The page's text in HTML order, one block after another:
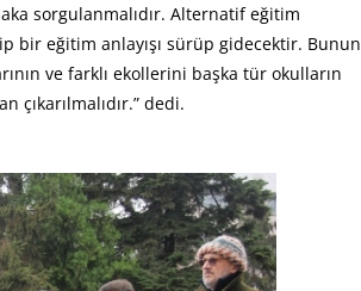
sorgulanmalıdır. Alternatif eğitim
bir eğitim anlayışı sürüp gidecektir. Bunun
ve farklı ekollerini başka tür okulların
çıkarılmalıdır.” dedi.